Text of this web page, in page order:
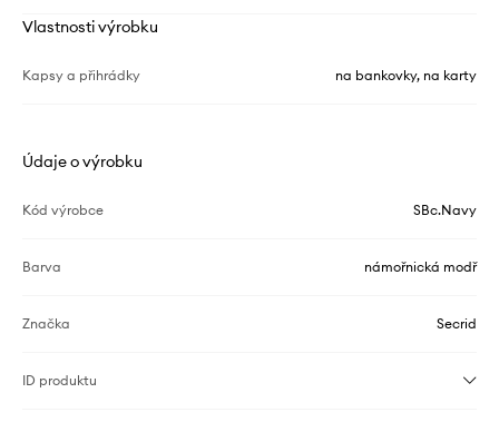
Vlastnosti výrobku
Kapsy a přihrádky na bankovky, na karty
Údaje o výrobku
Kód výrobce SBc.Navy
Barva námořnická modř
Značka Secrid
ID produktu